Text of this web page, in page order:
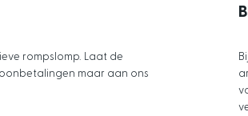
rompslomp. Laat de
maar aan ons